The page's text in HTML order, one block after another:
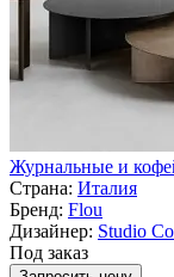
Журнальные и
Страна: Италия
Бренд: Flou
Дизайнер: Studio
Под заказ